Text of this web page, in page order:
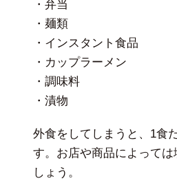
・弁当
・麺類
・インスタント食品
・カップラーメン
・調味料
・漬物
外食をしてしまうと、1食
す。お店や商品によって
しょう。